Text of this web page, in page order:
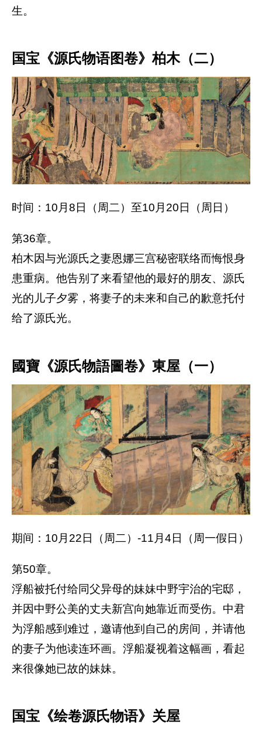
生。
国宝《源氏物语图卷》柏木（二）
时间：10月8日（周二）至10月20日（周日）
第36章。
柏木因与光源氏之妻恩娜三宫秘密联络而悔恨身
患重病。他告别了来看望他的最好的朋友、源氏
光的儿子夕雾，将妻子的未来和自己的歉意托付
给了源氏光。
國寶《源氏物語圖卷》東屋（一）
期间：10月22日（周二）-11月4日（周一假日）
第50章。
浮船被托付给同父异母的妹妹中野宇治的宅邸，
并因中野公美的丈夫新宫向她靠近而受伤。中君
为浮船感到难过，邀请他到自己的房间，并请他
的妻子为他读连环画。浮船凝视着这幅画，看起​​
来很像她已故的妹妹。
国宝《绘卷源氏物语》关屋